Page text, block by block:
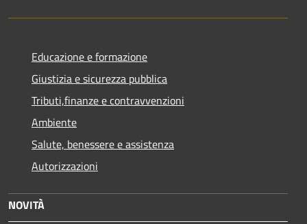
Educazione e formazione
Giustizia e sicurezza pubblica
Tributi,finanze e contravvenzioni
Ambiente
Salute, benessere e assistenza
Autorizzazioni
NOVITÀ